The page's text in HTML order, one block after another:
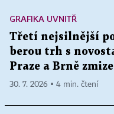
GRAFIKA UVNITŘ
Třetí nejsilnější
berou trh s
Praze a Brně
30. 7. 2026 ▪ 4 min. čtení